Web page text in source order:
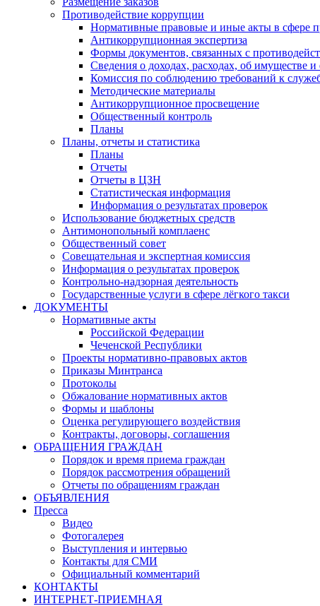
Противодействие коррупции
Нормативные правовые и иные акты в сфере
Антикоррупционная экспертиза
Формы документов, связанных с
Сведения о доходах, расходах, об имуществе и
Комиссия по соблюдению требований к
Методические материалы
Антикоррупционное просвещение
Общественный контроль
Планы
Планы, отчеты и статистика
Планы
Отчеты
Отчеты в ЦЗН
Статистическая информация
Информация о результатах проверок
Использование бюджетных средств
Антимонопольный комплаенс
Общественный совет
Совещательная и экспертная комиссия
Информация о результатах проверок
Контрольно-надзорная деятельность
Государственные услуги в сфере лёгкого такси
ДОКУМЕНТЫ
Нормативные акты
Российской Федерации
Чеченской Республики
Проекты нормативно-правовых актов
Приказы Минтранса
Протоколы
Обжалование нормативных актов
Формы и шаблоны
Оценка регулирующего воздействия
Контракты, договоры, соглашения
ОБРАЩЕНИЯ ГРАЖДАН
Порядок и время приема граждан
Порядок рассмотрения обращений
Отчеты по обращениям граждан
ОБЪЯВЛЕНИЯ
Пресса
Видео
Фотогалерея
Выступления и интервью
Контакты для СМИ
Официальный комментарий
КОНТАКТЫ
ИНТЕРНЕТ-ПРИЕМНАЯ